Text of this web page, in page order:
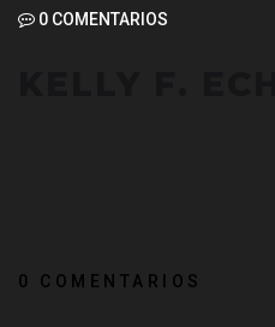
0 COMENTARIOS
0 COMENTARIOS